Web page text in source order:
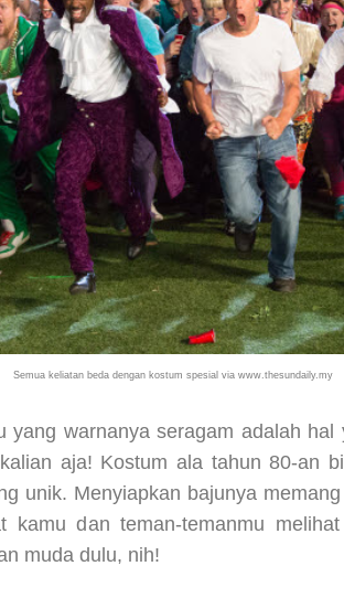
Semua keliatan beda dengan kostum spesial via www.thesundaily.my
yang warnanya seragam adalah hal
aja! Kostum ala tahun 80-an
unik. Menyiapkan bajunya
kamu dan teman-temanmu
muda dulu, nih!